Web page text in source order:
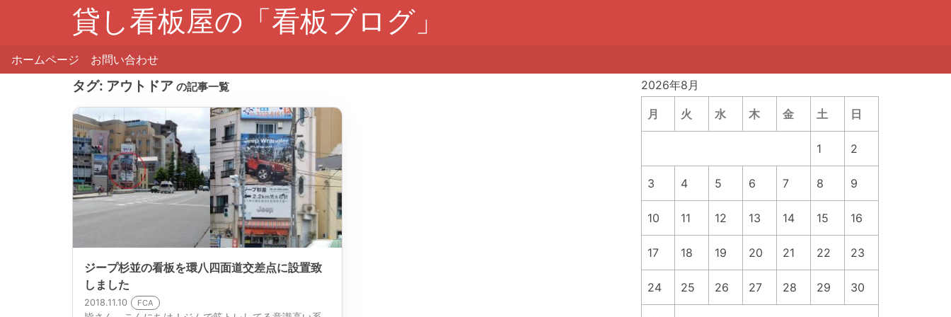
貸し看板屋の「看板ブログ」
ホームページ お問い合わせ
タグ: アウトドア の記事一覧
ジープ杉並の看板を環八四面道交差点に設置致
しました
2018.11.10 FCA
2026年8月
月 火 水 木 金 土 日
1 2
3 4 5 6 7 8 9
10 11 12 13 14 15 16
17 18 19 20 21 22 23
24 25 26 27 28 29 30